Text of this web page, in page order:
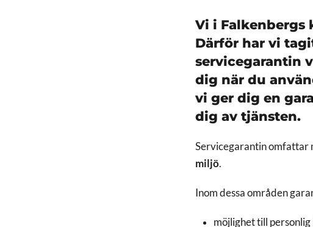
Vi i Falkenbergs
Därför har vi
servicegarantin
dig när du
vi ger dig en
dig av tjänsten.
Servicegarantin omfattar
miljö.
Inom dessa områden
möjlighet till